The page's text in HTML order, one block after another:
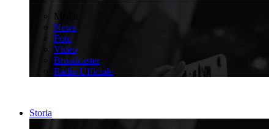
Media
News
Foto
Video
Broadcaster
Radio Ufficiale
Storia